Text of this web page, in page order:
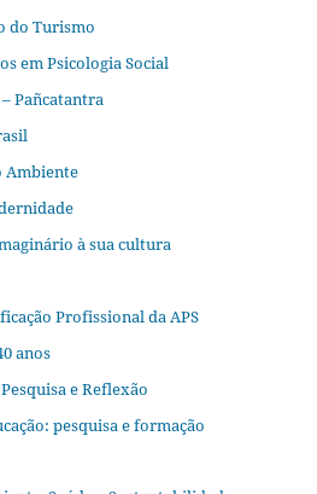
do Turismo
em Psicologia Social
Pañcatantra
Ambiente
à sua cultura
Profissional da APS
anos
e Reflexão
pesquisa e formação